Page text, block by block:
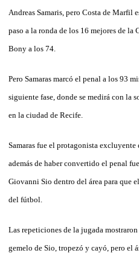
Andreas Samaris, pero Costa de Marfil
paso a la ronda de los 16 mejores de
Bony a los 74.
Pero Samaras marcó el penal a los 93
siguiente fase, donde se medirá con la
en la ciudad de Recife.
Samaras fue el protagonista
además de haber convertido el penal
Giovanni Sio dentro del área para que
del fútbol.
Las repeticiones de la jugada
gemelo de Sio, tropezó y cayó, pero el